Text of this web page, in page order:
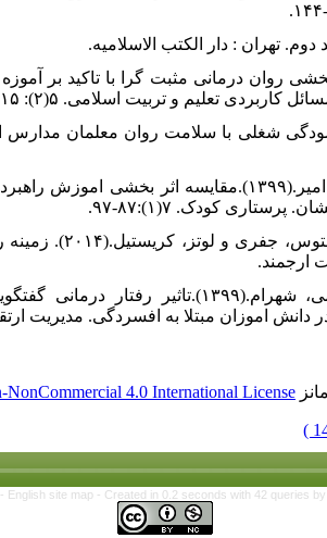
پری ملکی، سرداری، باقر.(۱۳۹۹). اثر بخشی روان درمانی مثبت گرا
تعلیم و تربیت اسلامی. ۵(۲): ۱۱۵-۱۴۲.
کیانی، قمر. (۱۳۹۶). رابطه فرسودگی شغلی با سلامت روان
۱۶. نوح پور،عسگر، اقدسی، علی نقی و پناه علی،
کودک. ۷(۱):۸۷-۹۷.
۱۷. نولن هوکسما، سوزان،
۱۸. یارویسی، فهیمه، میهن دوست، زینب و مامی،
مبتلا به افسردگی. مدیریت ارتقای
4.0 International License
English site map - Created in 0.2 seconds with 42 queries by